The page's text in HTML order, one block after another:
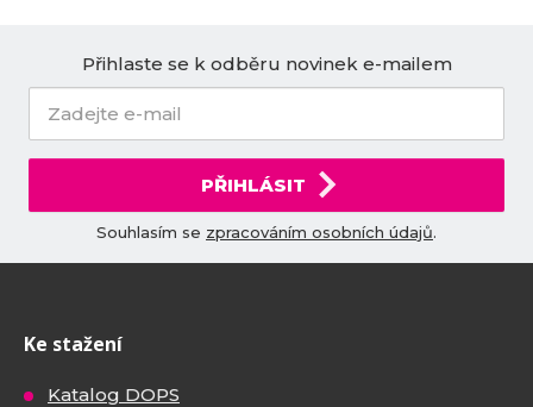
Přihlaste se k odběru novinek e-mailem
PŘIHLÁSIT
Souhlasím se zpracováním osobních údajů.
Ke stažení
Katalog DOPS